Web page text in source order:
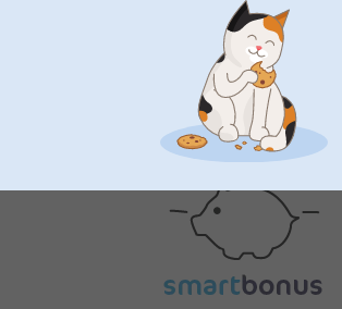
Nöjd kundgaranti